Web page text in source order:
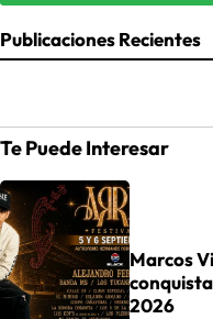
Publicaciones Recientes
Te Puede Interesar
Marcos
2026